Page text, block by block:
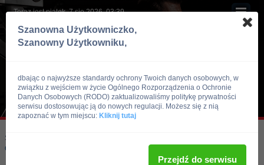
Teraz jest piątek, 7 sie 2026, 03:39
Skocz do:
Odżywki i suplementy
Szanowna Użytkowniczko,
Szanowny Użytkowniku,
dbając o najwyższe standardy ochrony Twoich danych osobowych, w
związku z wejściem w życie Ogólnego Rozporządzenia o Ochronie
Danych Osobowych (RODO) zaktualizowaliśmy politykę prywatności
serwisu dostosowując ją do nowych regulacji. Możesz się z nią
zapoznać w tym miejscu: Kliknij tutaj
Przejdź do serwisu